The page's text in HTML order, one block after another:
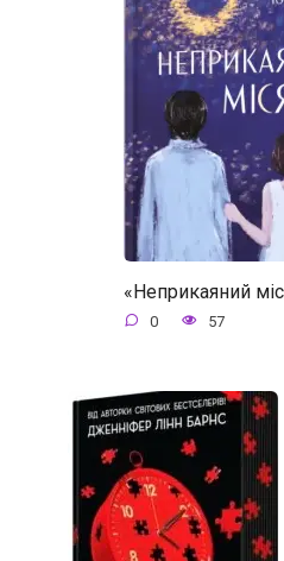
«Неприкаяний
0 57